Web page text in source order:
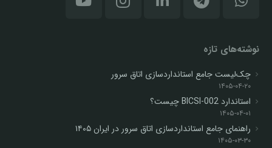
نوشته‌های تازه
چک‌لیست جامع استانداردسازی اتاق سرور
۱۴۰۵-۰۴-۲۰
استاندارد BICSI-002 چیست؟
۱۴۰۵-۰۴-۰۱
راهنمای جامع استانداردسازی اتاق سرور در ایران ۱۴۰۵
۱۴۰۵-۰۳-۳۰